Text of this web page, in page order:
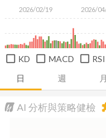
日 週 月
2026/02/19 2026/
KD MACD RSI
AI 分析與策略健檢